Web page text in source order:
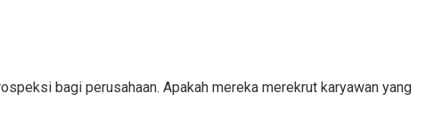
bagi perusahaan. Apakah mereka merekrut karyawan yang